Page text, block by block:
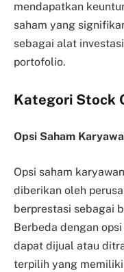
mendapatkan
saham yang
sebagai alat
portofolio.
Kategori Stock
Opsi Saham
Opsi saham
diberikan oleh
berprestasi sebagai
Berbeda dengan
dapat dijual atau
terpilih yang